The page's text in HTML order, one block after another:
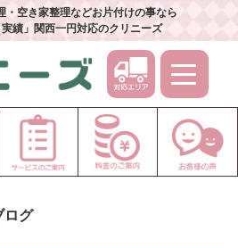
・空き家整理などお片付けの事なら
績」関西一円対応のクリニーズ
ログ